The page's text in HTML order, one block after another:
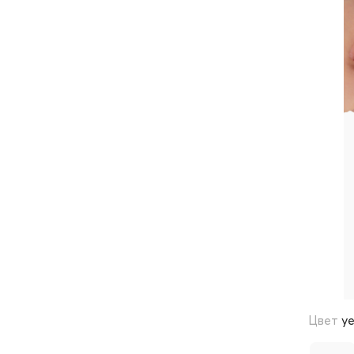
Цвет